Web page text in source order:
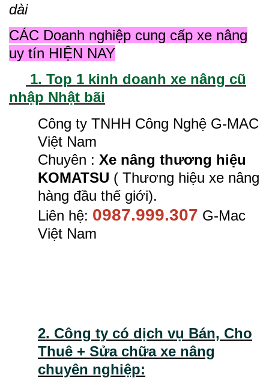
dài
CÁC Doanh nghiệp cung cấp xe nâng
uy tín HIỆN NAY
1. Top 1 kinh doanh xe nâng cũ
nhập Nhật bãi
Công ty TNHH Công Nghệ G-MAC
Việt Nam
Chuyên : Xe nâng thương hiệu
KOMATSU ( Thương hiệu xe nâng
hàng đầu thế giới).
Liên hệ: 0987.999.307 G-Mac
Việt Nam
2. Công ty có dịch vụ Bán, Cho
Thuê + Sửa chữa xe nâng
chuyên nghiệp: